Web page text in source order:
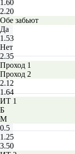
1.60
2.20
Обе забьют
Да
1.53
Нет
2.35
Проход 1
Проход 2
2.12
1.64
ИТ 1
Б
М
0.5
1.25
3.50